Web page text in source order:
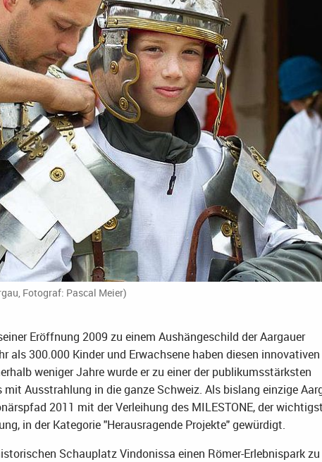
Fotograf: Pascal Meier)
Eröffnung 2009 zu einem Aushängeschild der Aargauer
300.000 Kinder und Erwachsene haben diesen innovativen
weniger Jahre wurde er zu einer der publikumsstärksten
Ausstrahlung in die ganze Schweiz. Als bislang einzige
2011 mit der Verleihung des MILESTONE, der
in der Kategorie "Herausragende Projekte" gewürdigt.
Schauplatz Vindonissa einen Römer-Erlebnispark